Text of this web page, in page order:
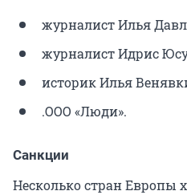
журналист Илья
журналист Идрис
историк Илья
.ООО «Люди».
Санкции
Несколько стран Европы